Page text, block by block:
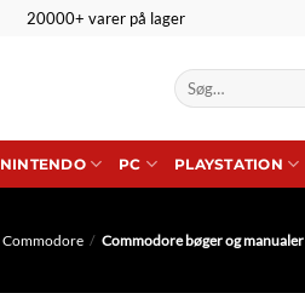
20000+ varer på lager
Søg
efter:
NINTENDO PC PLAYSTATION
Commodore / Commodore bøger og manualer